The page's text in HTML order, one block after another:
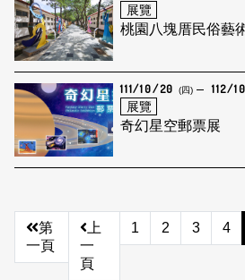
展覽
桃園八塊厝民俗藝
111/10/20 (四) 112/
展覽
奇幻星空郵票展
第
一頁
上
一
頁
1 2 3 4